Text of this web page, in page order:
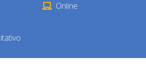
Online